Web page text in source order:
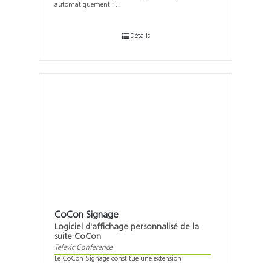
automatiquement . . .
Détails
CoCon Signage
Logiciel d'affichage personnalisé de la
suite CoCon
Televic Conference
Le CoCon Signage constitue une extension